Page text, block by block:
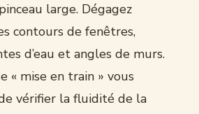
large. Dégagez
contours de fenêtres,
d’eau et angles de murs.
« mise en train » vous
vérifier la fluidité de la